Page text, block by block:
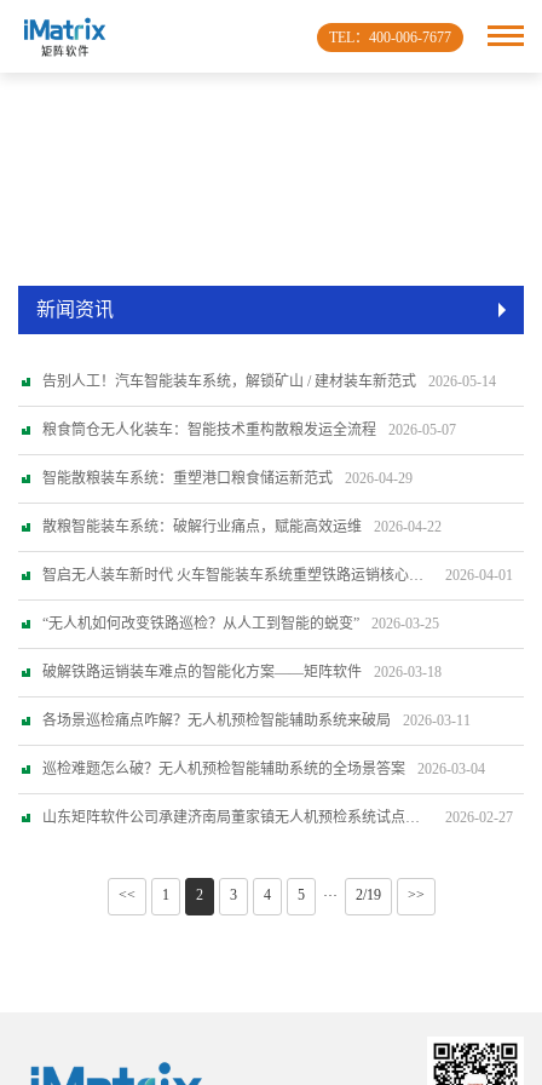
TEL：400-006-7677
新闻资讯
告别人工！汽车智能装车系统，解锁矿山 / 建材装车新范式 2026-05-14
粮食筒仓无人化装车：智能技术重构散粮发运全流程 2026-05-07
智能散粮装车系统：重塑港口粮食储运新范式 2026-04-29
散粮智能装车系统：破解行业痛点，赋能高效运维 2026-04-22
智启无人装车新时代 火车智能装车系统重塑铁路运销核心效能 2026-04-01
“无人机如何改变铁路巡检？从人工到智能的蜕变” 2026-03-25
破解铁路运销装车难点的智能化方案——矩阵软件 2026-03-18
各场景巡检痛点咋解？无人机预检智能辅助系统来破局 2026-03-11
巡检难题怎么破？无人机预检智能辅助系统的全场景答案 2026-03-04
山东矩阵软件公司承建济南局董家镇无人机预检系统试点项目 取得显著成效 2026-02-27
<< 1 2 3 4 5 ··· 2/19 >>